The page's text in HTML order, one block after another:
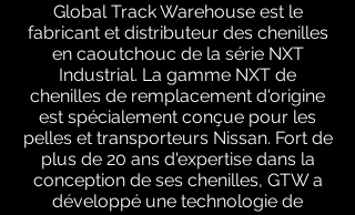
Global Track Warehouse est le
fabricant et distributeur des chenilles
en caoutchouc de la série NXT
Industrial. La gamme NXT de
chenilles de remplacement d'origine
est spécialement conçue pour les
pelles et transporteurs Nissan. Fort de
plus de 20 ans d'expertise dans la
conception de ses chenilles, GTW a
développé une technologie de